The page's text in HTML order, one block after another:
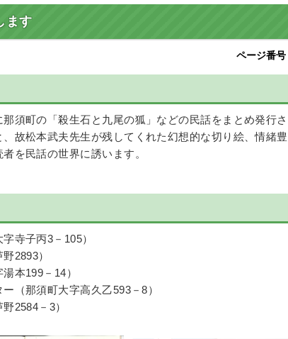
ます
ページ番
那須町の「殺生石と九尾の狐」などの民話をまとめ発行
故松本武夫先生が残してくれた幻想的な切り絵、情緒
を民話の世界に誘います。
寺子丙3－105）
2893）
本199－14）
（那須町大字高久乙593－8）
2584－3）